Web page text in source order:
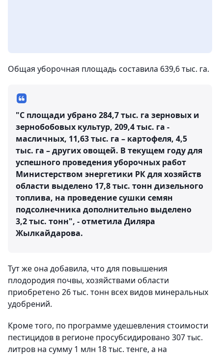
Общая уборочная площадь составила 639,6 тыс. га.
"С площади убрано 284,7 тыс. га зерновых и
зернобобовых культур, 209,4 тыс. га -
масличных, 11,63 тыс. га – картофеля, 4,5
тыс. га – других овощей. В текущем году для
успешного проведения уборочных работ
Министерством энергетики РК для хозяйств
области выделено 17,8 тыс. тонн дизельного
топлива, на проведение сушки семян
подсолнечника дополнительно выделено
3,2 тыс. тонн", - отметила Диляра
Жылкайдарова.
Тут же она добавила, что для повышения
плодородия почвы, хозяйствами области
приобретено 26 тыс. тонн всех видов минеральных
удобрений.
Кроме того, по программе удешевления стоимости
пестицидов в регионе просубсидировано 307 тыс.
литров на сумму 1 млн 18 тыс. тенге, а на